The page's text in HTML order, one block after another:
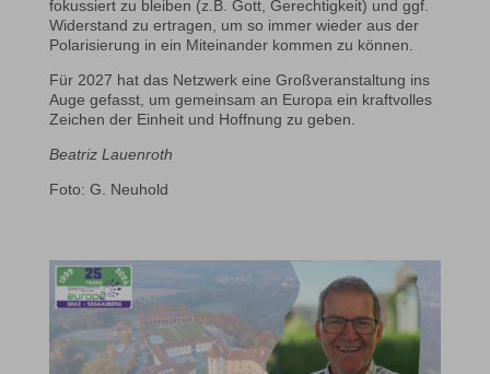
fokussiert zu bleiben (z.B. Gott, Gerechtigkeit) und ggf.
Widerstand zu ertragen, um so immer wieder aus der
Polarisierung in ein Miteinander kommen zu können.
Für 2027 hat das Netzwerk eine Großveranstaltung ins
Auge gefasst, um gemeinsam an Europa ein kraftvolles
Zeichen der Einheit und Hoffnung zu geben.
Beatriz Lauenroth
Foto: G. Neuhold